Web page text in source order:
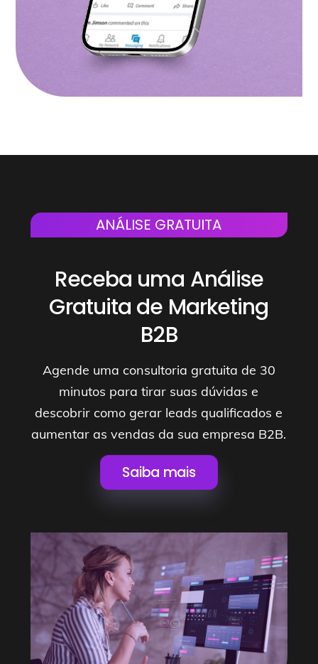
ANÁLISE GRATUITA
Receba uma Análise
Gratuita de Marketing
B2B
Agende uma consultoria gratuita de 30
minutos para tirar suas dúvidas e
descobrir como gerar leads qualificados e
aumentar as vendas da sua empresa B2B.
Saiba mais